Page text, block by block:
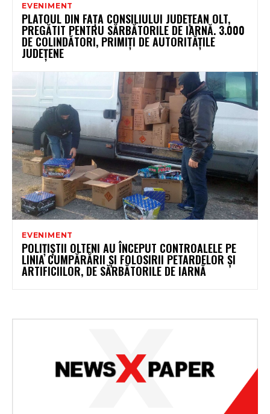
EVENIMENT
PLATOUL DIN FAȚA CONSILIULUI JUDEȚEAN OLT,
PREGĂTIT PENTRU SĂRBĂTORILE DE IARNĂ. 3.000
DE COLINDĂTORI, PRIMIȚI DE AUTORITĂȚILE
JUDEȚENE
EVENIMENT
POLIȚIȘTII OLTENI AU ÎNCEPUT CONTROALELE PE
LINIA CUMPĂRĂRII ȘI FOLOSIRII PETARDELOR ȘI
ARTIFICIILOR, DE SĂRBĂTORILE DE IARNĂ